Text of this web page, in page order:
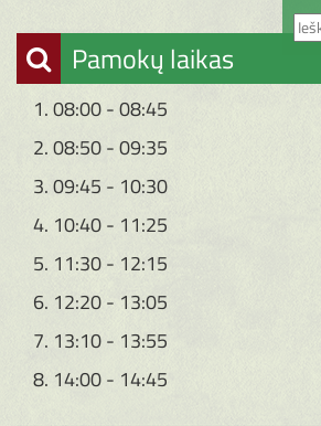
Pamokų laikas
1. 08:00 - 08:45
2. 08:50 - 09:35
3. 09:45 - 10:30
4. 10:40 - 11:25
5. 11:30 - 12:15
6. 12:20 - 13:05
7. 13:10 - 13:55
8. 14:00 - 14:45